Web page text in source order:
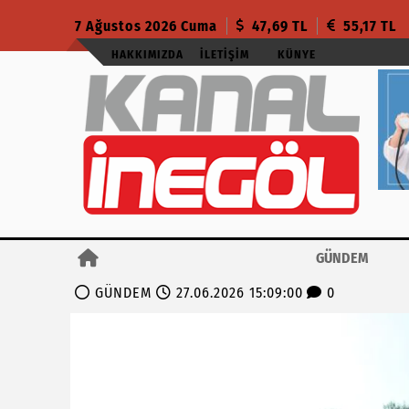
7 Ağustos 2026 Cuma 47,69 TL 55,17 TL
HAKKIMIZDA İLETIŞIM KÜNYE
GÜNDEM
GÜNDEM
27.06.2026 15:09:00 0